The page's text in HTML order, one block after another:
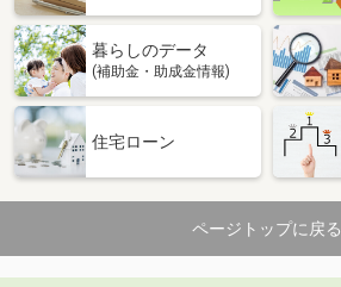
暮らしのデータ
(補助金・助成金情報)
住宅ローン
ページトップに戻る